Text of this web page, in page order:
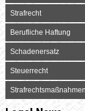
Strafrecht
Berufliche Haftung
Schadenersatz
Steuerrecht
Strafrechtsmaßnahmen